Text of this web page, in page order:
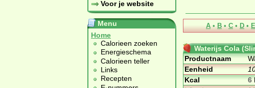
Voor je website
Menu
Home
Calorieen zoeken
Energieschema
Calorieen teller
Links
Recepten
A • B • C • D • E
Waterijs Cola
Productnaam
Eenheid
Kcal
6